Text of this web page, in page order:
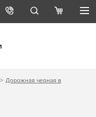
Дорожная черная в